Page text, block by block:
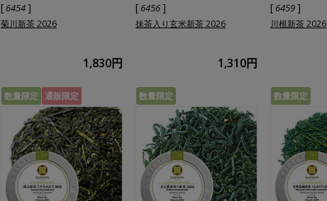
[ 6454 ]
菊川新茶 2026
1,830円
[ 6456 ]
抹茶入り玄米新茶 2026
1,310円
[ 6459 ]
川根新茶 2026
数量限定 通販限定 数量限定 数量限定